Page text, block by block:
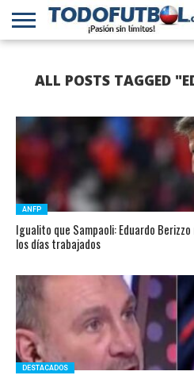
BCHILENA
EN EL
MUNDO
INTERNACIONAL
ALL POSTS TAGGED
ANFP
Igualito que Sampaoli: Eduardo Berizzo
los días trabajados
DESTACADOS